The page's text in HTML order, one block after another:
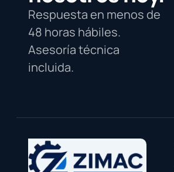
Respuesta en menos de
48 horas hábiles.
Asesoría técnica
incluida.